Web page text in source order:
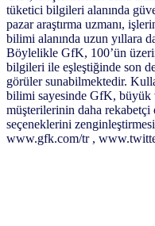
tüketici bilgileri alanında
pazar araştırma uzmanı,
bilimi alanında uzun yıllara
Böylelikle GfK, 100’ün
bilgileri ile eşleştiğinde son
görüler sunabilmektedir.
bilimi sayesinde GfK, büyük
müşterilerinin daha
seçeneklerini
www.gfk.com/tr ,